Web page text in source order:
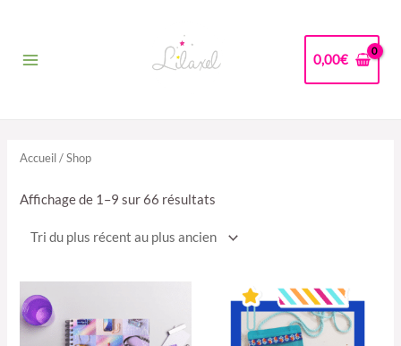
contenu
0,00€
Accueil/ Shop
Affichage de 1–9 sur 66 résultats
récent